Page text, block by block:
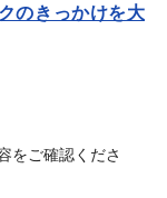
のきっかけを大
をご確認くださ